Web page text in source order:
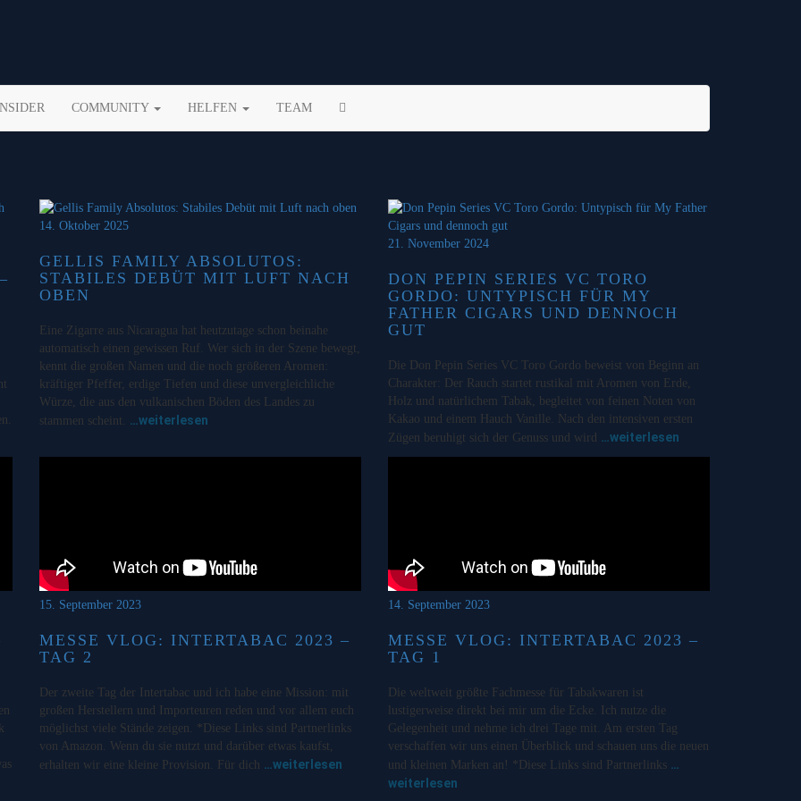
COMMUNITY HELFEN TEAM
14. Oktober 2025
GELLIS FAMILY ABSOLUTOS:
STABILES DEBÜT MIT LUFT NACH
OBEN
Eine Zigarre aus Nicaragua hat heutzutage schon beinahe
automatisch einen gewissen Ruf. Wer sich in der Szene bewegt,
kennt die großen Namen und die noch größeren Aromen:
kräftiger Pfeffer, erdige Tiefen und diese unvergleichliche
Würze, die aus den vulkanischen Böden des Landes zu
stammen scheint. …weiterlesen
21. November 2024
DON PEPIN SERIES VC TORO
GORDO: UNTYPISCH FÜR MY
FATHER CIGARS UND DENNOCH
GUT
Die Don Pepin Series VC Toro Gordo beweist von Beginn an
Charakter: Der Rauch startet rustikal mit Aromen von Erde,
Holz und natürlichem Tabak, begleitet von feinen Noten von
Kakao und einem Hauch Vanille. Nach den intensiven ersten
Zügen beruhigt sich der Genuss und wird …weiterlesen
15. September 2023
MESSE VLOG: INTERTABAC 2023 –
TAG 2
Der zweite Tag der Intertabac und ich habe eine Mission: mit
großen Herstellern und Importeuren reden und vor allem euch
möglichst viele Stände zeigen. *Diese Links sind Partnerlinks
von Amazon. Wenn du sie nutzt und darüber etwas kaufst,
erhalten wir eine kleine Provision. Für dich …weiterlesen
14. September 2023
MESSE VLOG: INTERTABAC 2023 –
TAG 1
Die weltweit größte Fachmesse für Tabakwaren ist
lustigerweise direkt bei mir um die Ecke. Ich nutze die
Gelegenheit und nehme ich drei Tage mit. Am ersten Tag
verschaffen wir uns einen Überblick und schauen uns die neuen
und kleinen Marken an! *Diese Links sind Partnerlinks …
weiterlesen